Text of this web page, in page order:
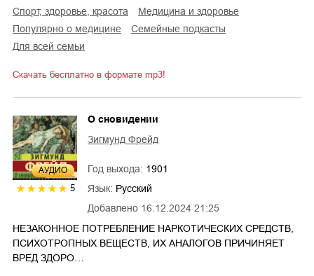
спорт, здоровье, красота
медицина и здоровье
популярно о медицине
семейные подкасты
для всей семьи
Скачать бесплатно в формате mp3!
AУДИО
5
Добавлено 16.12.2024 21:25
О сновидении
Зигмунд Фрейд
Год выхода: 1901
Язык: Русский
НЕЗАКОННОЕ ПОТРЕБЛЕНИЕ НАРКОТИЧЕСКИХ СРЕДСТВ,
ПСИХОТРОПНЫХ ВЕЩЕСТВ, ИХ АНАЛОГОВ ПРИЧИНЯЕТ
ВРЕД ЗДОРО…